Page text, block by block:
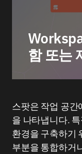
함 또는
스팟은 작업 공간
을 나타냅니다.
환경을 구축하기
부분을 통합하거